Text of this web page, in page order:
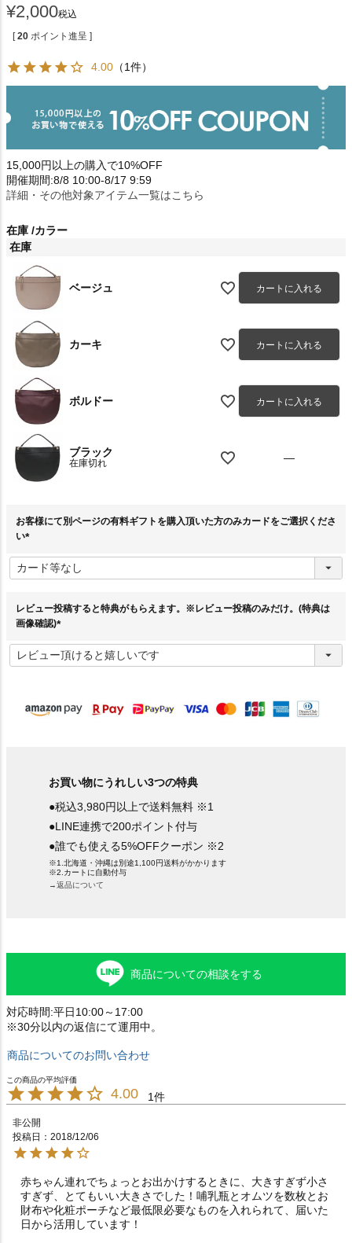
¥2,000税込
[ 20 ポイント進呈 ]
4.00 （1件）
15,000円以上の購入で10%OFF
開催期間:8/8 10:00-8/17 9:59
詳細・その他対象アイテム一覧はこちら
在庫 カラー
在庫
ベージュ カートに入れる
カーキ カートに入れる
ボルドー カートに入れる
ブラック
在庫切れ —
お客様にて別ページの有料ギフトを購入頂いた方のみカードをご選択くださ
い
必
須
レビュー投稿すると特典がもらえます。※レビュー投稿のみだけ。(特典は
画像確認)
必
須
お買い物にうれしい3つの特典
●税込3,980円以上で送料無料 ※1
●LINE連携で200ポイント付与
●誰でも使える5%OFFクーポン ※2
※1.北海道・沖縄は別途1,100円送料がかかります
※2.カートに自動付与
→返品について
商品についての相談をする
対応時間:平日10:00～17:00
※30分以内の返信にて運用中。
商品についてのお問い合わせ
4.00 1
非公開
投稿日
2018/12/06
赤ちゃん連れでちょっとお出かけするときに、大きすぎず小さ
すぎず、とてもいい大きさでした！哺乳瓶とオムツを数枚とお
財布や化粧ポーチなど最低限必要なものを入れられて、届いた
日から活用しています！